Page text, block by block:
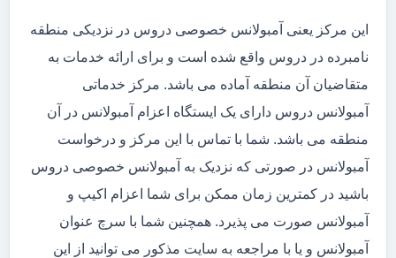
این مرکز یعنی آمبولانس خصوصی دروس در نزدیکی منطقه
نامبرده در دروس واقع شده است و برای ارائه خدمات به
متقاضیان آن منطقه آماده می باشد. مرکز خدماتی
آمبولانس دروس دارای یک ایستگاه اعزام آمبولانس در آن
منطقه می باشد. شما با تماس با این مرکز و درخواست
آمبولانس در صورتی که نزدیک به آمبولانس خصوصی دروس
باشید در کمترین زمان ممکن برای شما اعزام اکیپ و
آمبولانس صورت می پذیرد. همچنین شما با سرچ عنوان
آمبولانس و یا با مراجعه به سایت مذکور می توانید از این